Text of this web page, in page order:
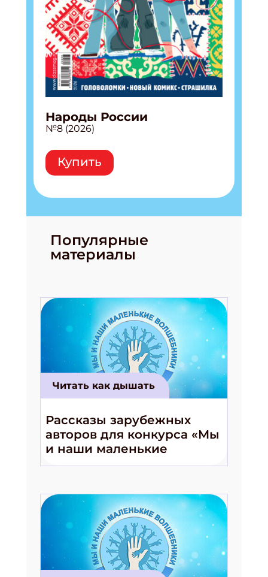
Народы России
№8 (2026)
Купить
Популярные
материалы
Читать как дышать
Рассказы зарубежных
авторов для конкурса «Мы
и наши маленькие
волшебники!»
Получи электронный "Классный журнал" в
подарок!
Укажите Ваш Email
ПОДПИСАТЬСЯ